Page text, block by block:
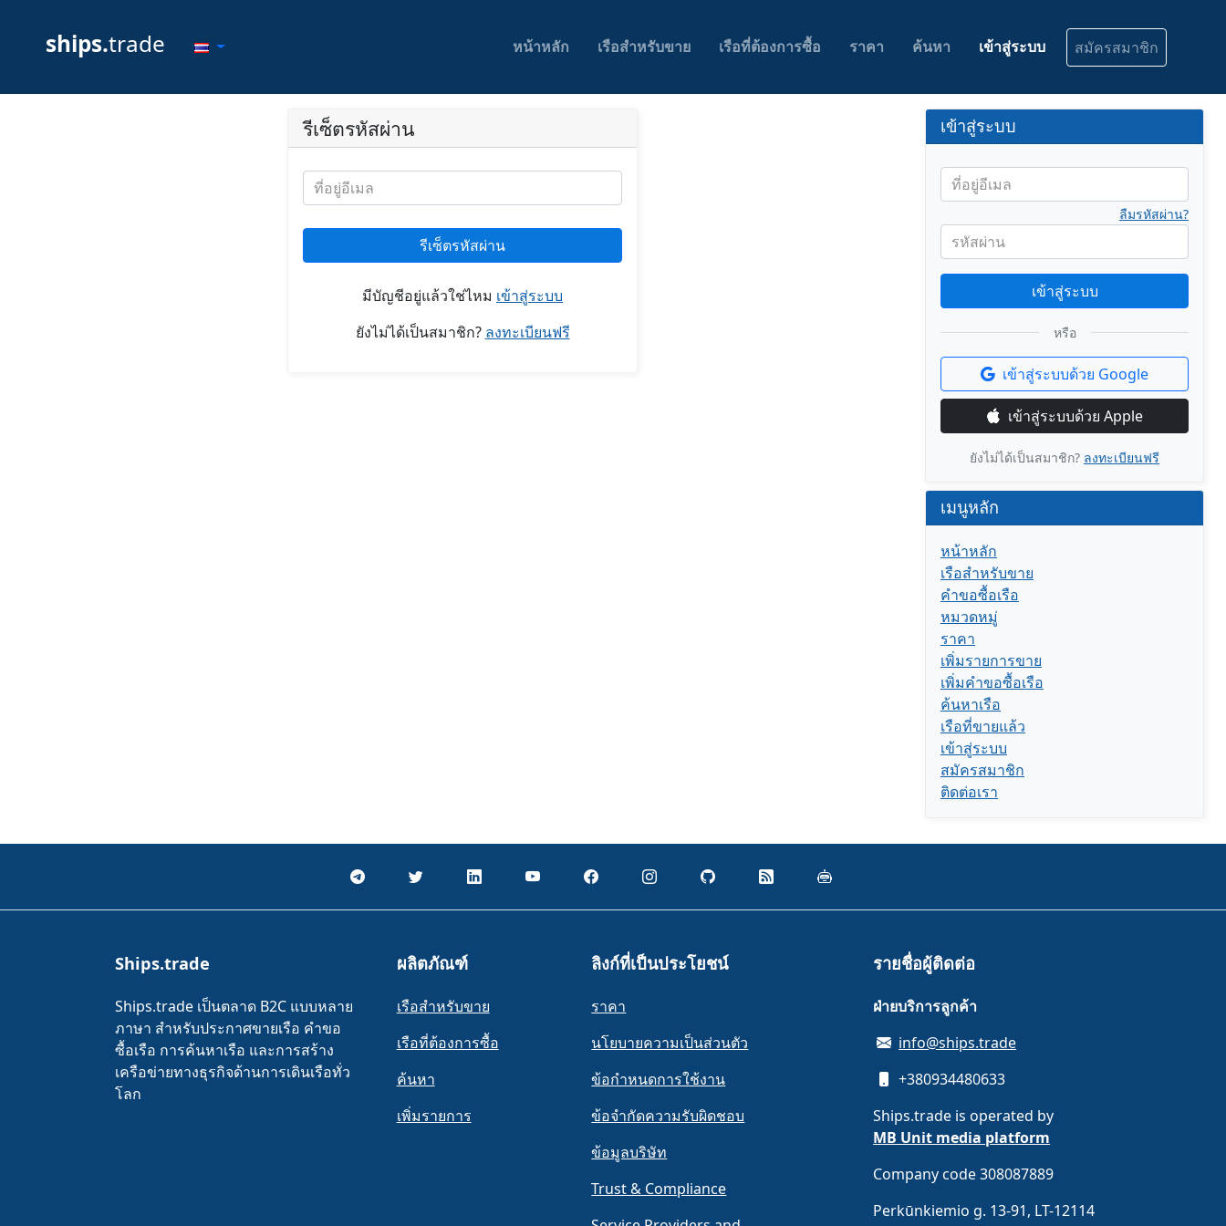
ships.trade หน้าหลัก เรือสำหรับขาย เรือที่ต้องการซื้อ ราคา ค้นหา เข้าสู่ระบบ สมัครสมาชิก
รีเซ็ตรหัสผ่าน
ที่อยู่อีเมล
รีเซ็ตรหัสผ่าน
มีบัญชีอยู่แล้วใช่ไหม เข้าสู่ระบบ
ยังไม่ได้เป็นสมาชิก? ลงทะเบียนฟรี
เข้าสู่ระบบ
ที่อยู่อีเมล
รหัสผ่าน
ลืมรหัสผ่าน?
เข้าสู่ระบบ
หรือ
เข้าสู่ระบบด้วย Google
เข้าสู่ระบบด้วย Apple
ยังไม่ได้เป็นสมาชิก? ลงทะเบียนฟรี
เมนูหลัก
หน้าหลัก
เรือสำหรับขาย
คำขอซื้อเรือ
หมวดหมู่
ราคา
เพิ่มรายการขาย
เพิ่มคำขอซื้อเรือ
ค้นหาเรือ
เรือที่ขายแล้ว
เข้าสู่ระบบ
สมัครสมาชิก
ติดต่อเรา
Ships.trade
Ships.trade เป็นตลาด B2C แบบหลาย
ภาษา สำหรับประกาศขายเรือ คำขอ
ซื้อเรือ การค้นหาเรือ และการสร้าง
เครือข่ายทางธุรกิจด้านการเดินเรือทั่ว
โลก
ผลิตภัณฑ์
เรือสำหรับขาย
เรือที่ต้องการซื้อ
ค้นหา
เพิ่มรายการ
ลิงก์ที่เป็นประโยชน์
ราคา
นโยบายความเป็นส่วนตัว
ข้อกำหนดการใช้งาน
ข้อจำกัดความรับผิดชอบ
ข้อมูลบริษัท
Trust & Compliance
รายชื่อผู้ติดต่อ
ฝ่ายบริการลูกค้า
info@ships.trade
+380934480633
Ships.trade is operated by
MB Unit media platform
Company code 308087889
Perkūnkiemio g. 13-91, LT-12114